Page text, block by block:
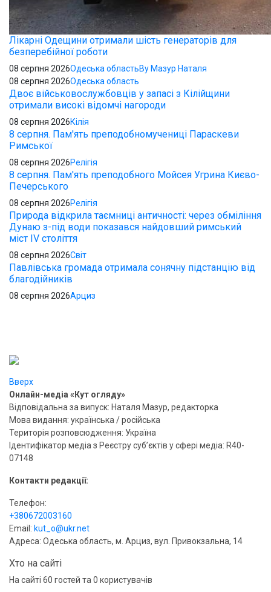
Лікарні Одещини отримали шість генераторів для
безперебійної роботи
08 серпня 2026Одеська областьBy Мазур Наталя
08 серпня 2026Одеська область
Двоє військовослужбовців у запасі з Кілійщини
отримали високі відомчі нагороди
08 серпня 2026Кілія
8 серпня. Пам'ять преподобномучениці Параскеви
Римської
08 серпня 2026Релігія
8 серпня. Пам'ять преподобного Мойсея Угрина Києво-
Печерського
08 серпня 2026Релігія
Природа відкрила таємниці античності: через обміління
Дунаю з-під води показався найдовший римський
міст IV століття
08 серпня 2026Світ
Павлівська громада отримала сонячну підстанцію від
благодійників
08 серпня 2026Арциз
Вверх
Онлайн-медіа «Кут огляду»
Відповідальна за випуск: Наталя Мазур, редакторка
Мова видання: українська / російська
Територія розповсюдження: Україна
Ідентифікатор медіа з Реєстру суб’єктів у сфері медіа: R40-
07148
Контакти редакції:
Телефон:
+380672003160
Email: kut_o@ukr.net
Адреса: Одеська область, м. Арциз, вул. Привокзальна, 14
Хто на сайті
На сайті 60 гостей та 0 користувачів